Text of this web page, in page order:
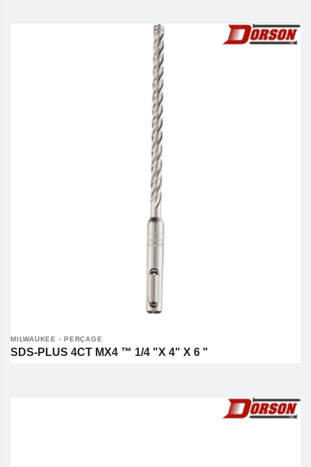
MILWAUKEE - PERÇAGE
SDS-PLUS 4CT MX4 ™ 1/4 "X 4" X 6 "